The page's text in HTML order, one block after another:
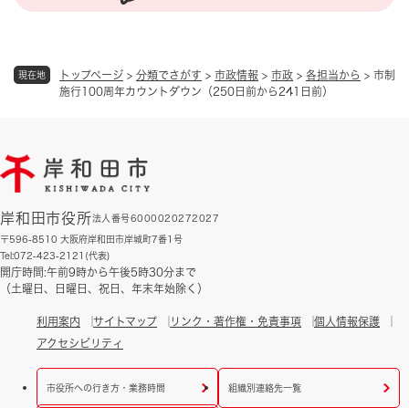
現在地 トップページ > 分類でさがす > 市政情報 > 市政 > 各担当から > 市制
施行100周年カウントダウン（250日前から241日前）
岸和田市役所法人番号6000020272027
〒596-8510 大阪府岸和田市岸城町7番1号
Tel:072-423-2121(代表)
開庁時間:午前9時から午後5時30分まで
（土曜日、日曜日、祝日、年末年始除く）
利用案内 サイトマップ リンク・著作権・免責事項
個人情報保護
アクセシビリティ
市役所への行き方・業務時間 組織別連絡先一覧